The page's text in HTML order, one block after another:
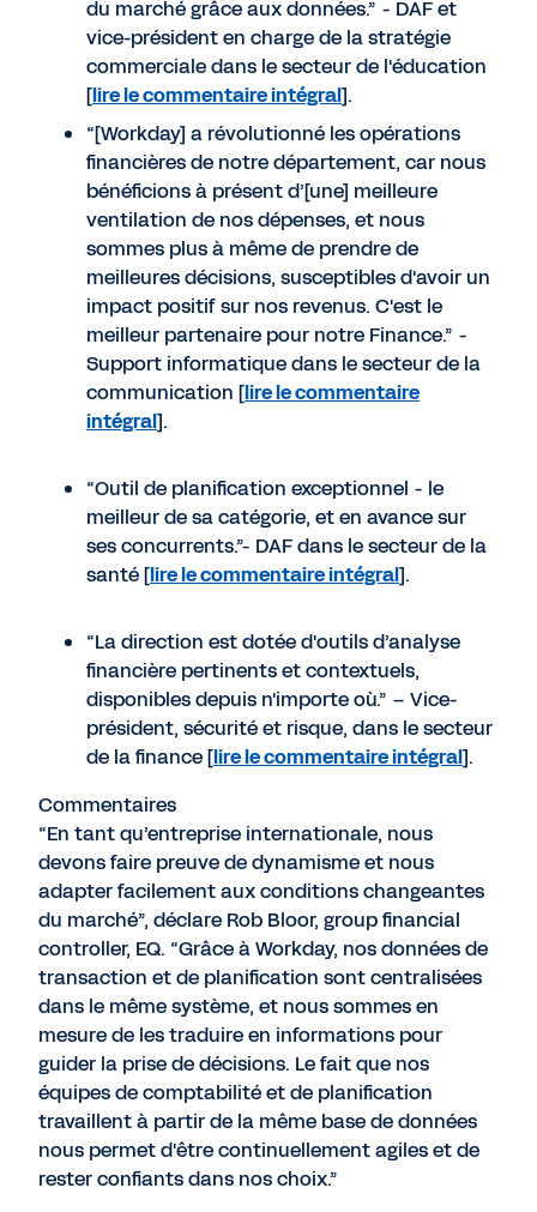
du marché grâce aux données.” - DAF et
vice-président en charge de la stratégie
commerciale dans le secteur de l'éducation
[lire le commentaire intégral].
“[Workday] a révolutionné les opérations
financières de notre département, car nous
bénéficions à présent d’[une] meilleure
ventilation de nos dépenses, et nous
sommes plus à même de prendre de
meilleures décisions, susceptibles d'avoir un
impact positif sur nos revenus. C'est le
meilleur partenaire pour notre Finance.” -
Support informatique dans le secteur de la
communication [lire le commentaire
intégral].
“Outil de planification exceptionnel - le
meilleur de sa catégorie, et en avance sur
ses concurrents.”- DAF dans le secteur de la
santé [lire le commentaire intégral].
“La direction est dotée d'outils d’analyse
financière pertinents et contextuels,
disponibles depuis n'importe où.” – Vice-
président, sécurité et risque, dans le secteur
de la finance [lire le commentaire intégral].
Commentaires
“En tant qu’entreprise internationale, nous
devons faire preuve de dynamisme et nous
adapter facilement aux conditions changeantes
du marché”, déclare Rob Bloor, group financial
controller, EQ. “Grâce à Workday, nos données de
transaction et de planification sont centralisées
dans le même système, et nous sommes en
mesure de les traduire en informations pour
guider la prise de décisions. Le fait que nos
équipes de comptabilité et de planification
travaillent à partir de la même base de données
nous permet d'être continuellement agiles et de
rester confiants dans nos choix.”